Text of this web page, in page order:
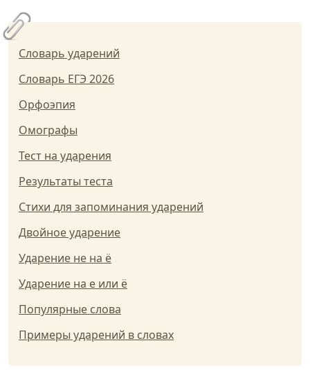
Словарь ударений
Словарь ЕГЭ 2026
Орфоэпия
Омографы
Тест на ударения
Результаты теста
Стихи для запоминания ударений
Двойное ударение
Ударение не на ё
Ударение на е или ё
Популярные слова
Примеры ударений в словах